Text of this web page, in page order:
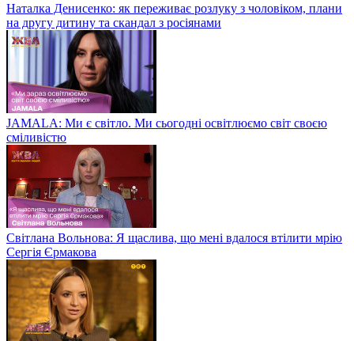
Наталка Денисенко: як переживає розлуку з чоловіком, плани
на другу дитину та скандал з росіянами
JAMALA: Ми є світло. Ми сьогодні освітлюємо світ своєю
сміливістю
Світлана Вольнова: Я щаслива, що мені вдалося втілити мрію
Сергія Єрмакова